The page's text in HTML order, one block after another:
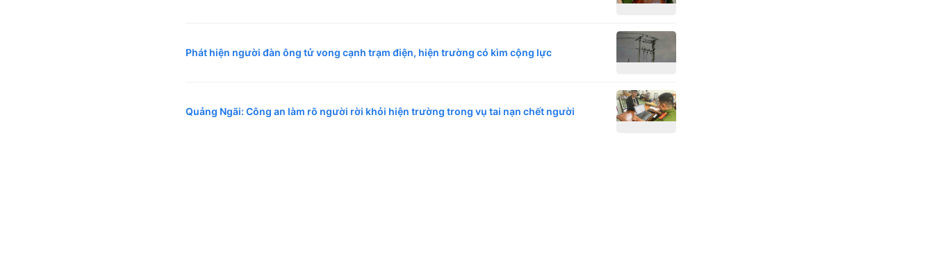
Phát hiện người đàn ông tử vong cạnh trạm điện, hiện trường có kìm cộng lực
Quảng Ngãi: Công an làm rõ người rời khỏi hiện trường trong vụ tai nạn chết người